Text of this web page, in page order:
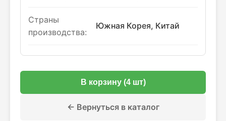
Страны
производства:
Южная Корея, Китай
В корзину (4 шт)
← Вернуться в каталог